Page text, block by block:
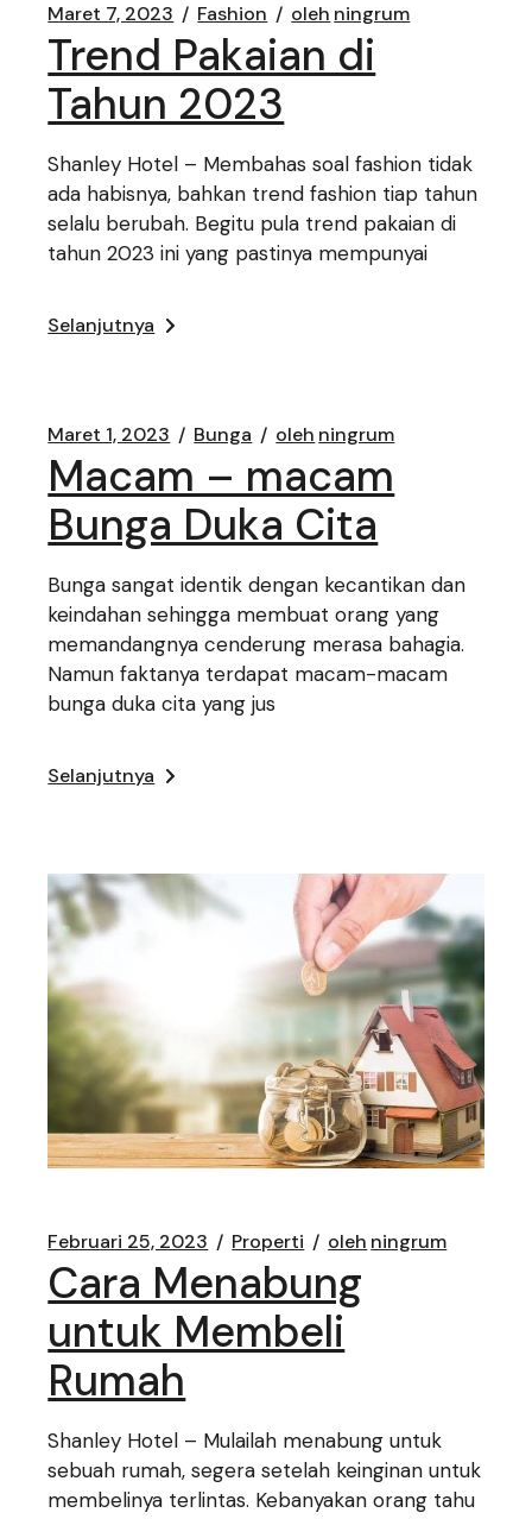
Maret 7, 2023 Fashion oleh ningrum
Trend Pakaian di
Tahun 2023
Shanley Hotel – Membahas soal fashion tidak
ada habisnya, bahkan trend fashion tiap tahun
selalu berubah. Begitu pula trend pakaian di
tahun 2023 ini yang pastinya mempunyai
Selanjutnya
Maret 1, 2023 Bunga oleh ningrum
Macam – macam
Bunga Duka Cita
Bunga sangat identik dengan kecantikan dan
keindahan sehingga membuat orang yang
memandangnya cenderung merasa bahagia.
Namun faktanya terdapat macam-macam
bunga duka cita yang jus
Selanjutnya
Februari 25, 2023 Properti oleh ningrum
Cara Menabung
untuk Membeli
Rumah
Shanley Hotel – Mulailah menabung untuk
sebuah rumah, segera setelah keinginan untuk
membelinya terlintas. Kebanyakan orang tahu